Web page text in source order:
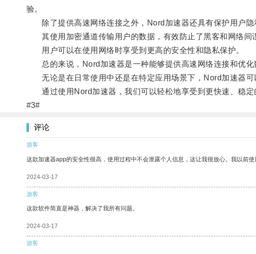
验。
除了提供高速网络连接之外，Nord加速器还具有保护用户隐
其使用加密通道传输用户的数据，有效防止了黑客和网络间
用户可以在使用网络时享受到更高的安全性和隐私保护。
总的来说，Nord加速器是一种能够提供高速网络连接和优化
无论是在日常使用中还是在特定应用场景下，Nord加速器可
通过使用Nord加速器，我们可以轻松地享受到更快速、稳定
#3#
评论
游客
这款加速器app的安全性很高，使用过程中不会泄露个人信息，这让我很放心。我以前
2024-03-17
游客
这款软件简直是神器，解决了我所有问题。
2024-03-17
游客